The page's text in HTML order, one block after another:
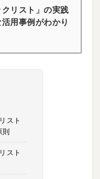
クリスト」の実践
用事例がわかり
スト
則
スト